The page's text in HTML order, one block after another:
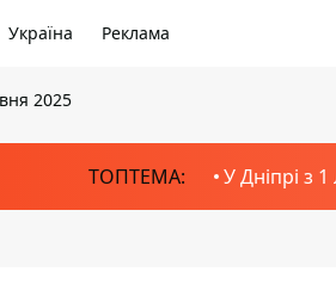
Україна Реклама
2025
ТОПТЕМА: У Дніпрі з